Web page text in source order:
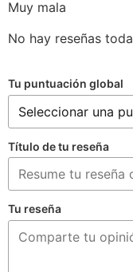
Muy mala
No hay reseñas
Tu puntuación global
Título de tu reseña
Tu reseña